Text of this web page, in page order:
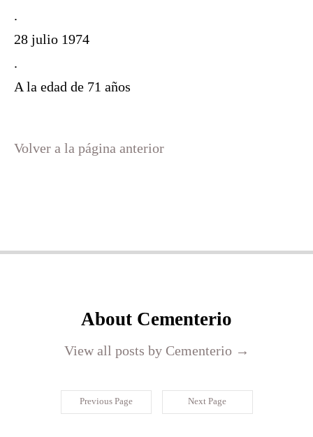
.
28 julio 1974
.
A la edad de 71 años
Volver a la página anterior
About Cementerio
View all posts by Cementerio →
Previous Page Next Page